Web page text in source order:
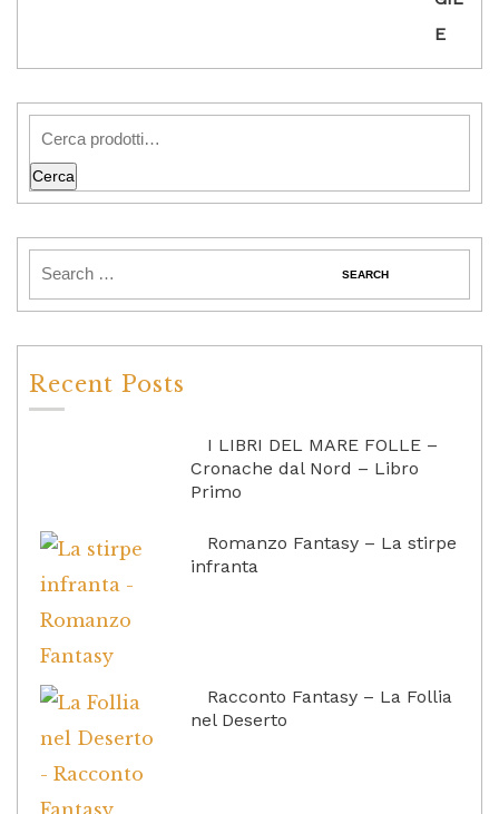
Cerca
Recent Posts
I LIBRI DEL MARE FOLLE –
Cronache dal Nord – Libro
Primo
Romanzo Fantasy – La stirpe
infranta
Racconto Fantasy – La Follia
nel Deserto